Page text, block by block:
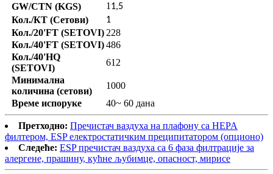
GW/CTN (KGS)
11,5
Кол./КТ (Сетови) 1
Кол./20'FT (SETOVI)228
Кол./40'FT (SETOVI)486
Кол./40'HQ
(SETOVI)
612
Минимална
количина (сетови)
1000
Време испоруке
40~ 60 дана
Претходно: Пречистач ваздуха на плафону са HEPA
филтером, ESP електростатичким преципитатором (опционо)
Следеће: ESP пречистач ваздуха са 6 фаза филтрације за
алергене, прашину, кућне љубимце, опасност, мирисе